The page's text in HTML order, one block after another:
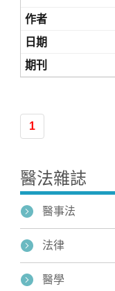
1
醫法雜誌
醫事法
法律
醫學